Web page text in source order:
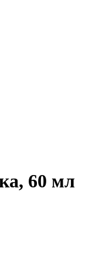
60 мл